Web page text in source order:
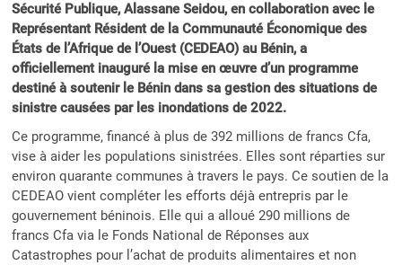
Sécurité Publique, Alassane Seidou, en collaboration avec le
Représentant Résident de la Communauté Économique des
États de l’Afrique de l’Ouest (CEDEAO) au Bénin, a
officiellement inauguré la mise en œuvre d’un programme
destiné à soutenir le Bénin dans sa gestion des situations de
sinistre causées par les inondations de 2022.
Ce programme, financé à plus de 392 millions de francs Cfa,
vise à aider les populations sinistrées. Elles sont réparties sur
environ quarante communes à travers le pays. Ce soutien de la
CEDEAO vient compléter les efforts déjà entrepris par le
gouvernement béninois. Elle qui a alloué 290 millions de
francs Cfa via le Fonds National de Réponses aux
Catastrophes pour l’achat de produits alimentaires et non